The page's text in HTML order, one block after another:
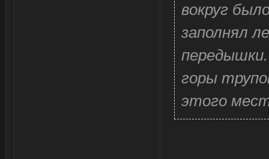
вокруг
заполнял
горы
этого